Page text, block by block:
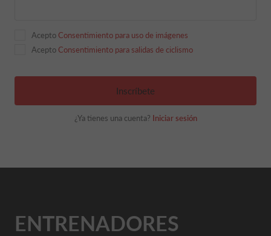
Acepto Consentimiento para uso de imágenes
Acepto Consentimiento para salidas de ciclismo
Inscríbete
¿Ya tienes una cuenta? Iniciar sesión
ENTRENADORES